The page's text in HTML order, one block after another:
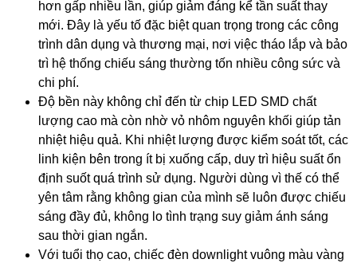
hơn gấp nhiều lần, giúp giảm đáng kể tần suất thay
mới. Đây là yếu tố đặc biệt quan trọng trong các công
trình dân dụng và thương mại, nơi việc tháo lắp và bảo
trì hệ thống chiếu sáng thường tốn nhiều công sức và
chi phí.
Độ bền này không chỉ đến từ chip LED SMD chất
lượng cao mà còn nhờ vỏ nhôm nguyên khối giúp tản
nhiệt hiệu quả. Khi nhiệt lượng được kiểm soát tốt, các
linh kiện bên trong ít bị xuống cấp, duy trì hiệu suất ổn
định suốt quá trình sử dụng. Người dùng vì thế có thể
yên tâm rằng không gian của mình sẽ luôn được chiếu
sáng đầy đủ, không lo tình trạng suy giảm ánh sáng
sau thời gian ngắn.
Với tuổi thọ cao, chiếc đèn downlight vuông màu vàng